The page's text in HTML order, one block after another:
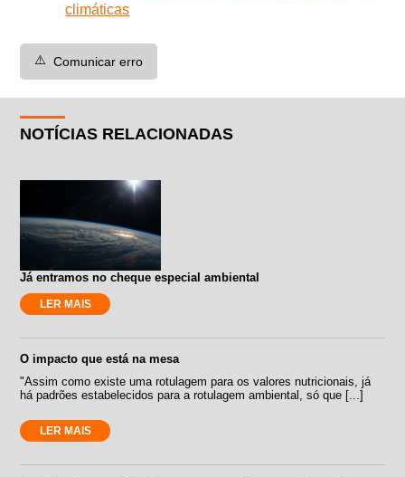
climáticas
⚠️ Comunicar erro
NOTÍCIAS RELACIONADAS
Já entramos no cheque especial ambiental
LER MAIS
O impacto que está na mesa
"Assim como existe uma rotulagem para os valores nutricionais, já
há padrões estabelecidos para a rotulagem ambiental, só que [...]
LER MAIS